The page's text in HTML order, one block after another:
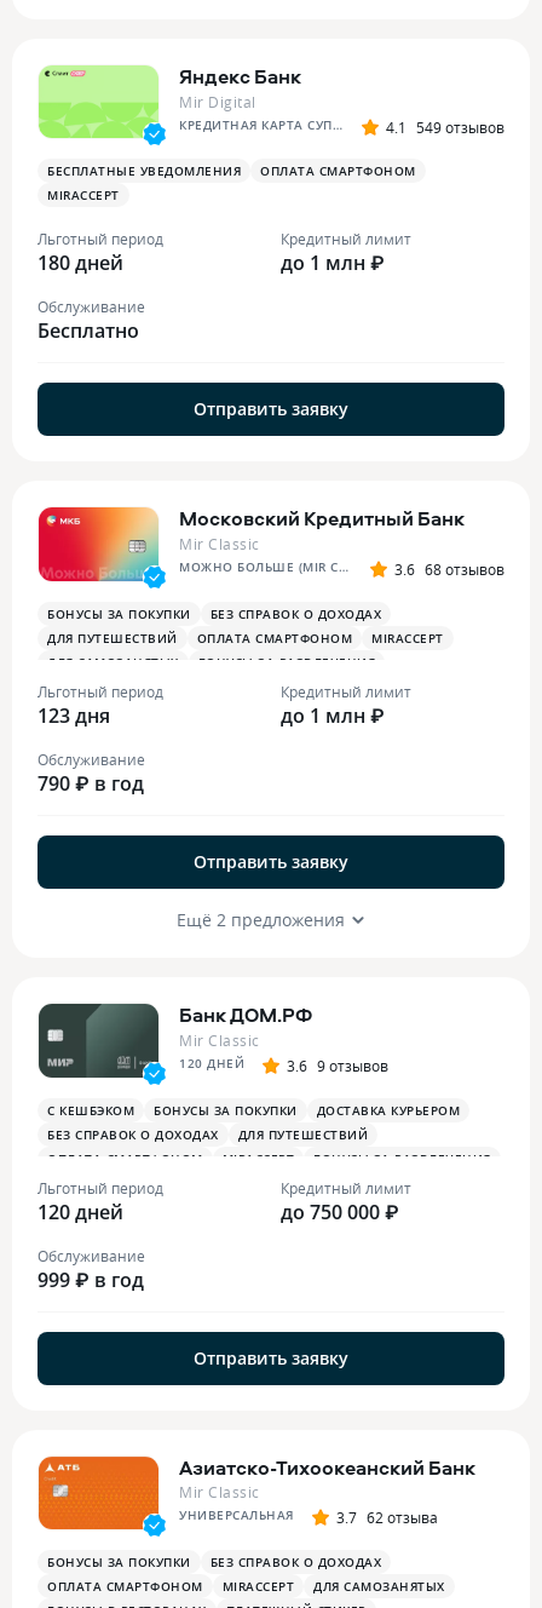
Яндекс Банк
Mir Digital
КРЕДИТНАЯ КАРТА СУПЕР СПЛИТА 4.1 549 отзывов
БЕСПЛАТНЫЕ УВЕДОМЛЕНИЯ
ОПЛАТА СМАРТФОНОМ
MIRACCEPT
Льготный период
180 дней
Кредитный лимит
до 1 млн ₽
Обслуживание
Бесплатно
Отправить заявку
Московский Кредитный Банк
Mir Classic
МОЖНО БОЛЬШЕ (MIR CLASSIC) 3.6 68 отзывов
БОНУСЫ ЗА ПОКУПКИ
БЕЗ СПРАВОК О ДОХОДАХ
ДЛЯ ПУТЕШЕСТВИЙ
ОПЛАТА СМАРТФОНОМ
MIRACCEPT
ДЛЯ САМОЗАНЯТЫХ
БОНУСЫ ЗА РАЗВЛЕЧЕНИЯ
Льготный период
123 дня
Кредитный лимит
до 1 млн ₽
Обслуживание
790 ₽ в год
Отправить заявку
Ещё 2 предложения
Банк ДОМ.РФ
Mir Classic
120 ДНЕЙ 3.6 9 отзывов
С КЕШБЭКОМ БОНУСЫ ЗА ПОКУПКИ
ДОСТАВКА КУРЬЕРОМ
БЕЗ СПРАВОК О ДОХОДАХ
ДЛЯ ПУТЕШЕСТВИЙ
ОПЛАТА СМАРТФОНОМ
MIRACCEPT
БОНУСЫ ЗА РАЗВЛЕЧЕНИЯ
БОНУСЫ В РЕСТОРАНАХ
Льготный период
120 дней
Кредитный лимит
до 750 000 ₽
Обслуживание
999 ₽ в год
Отправить заявку
Азиатско-Тихоокеанский Банк
Mir Classic
УНИВЕРСАЛЬНАЯ 3.7 62 отзыва
БОНУСЫ ЗА ПОКУПКИ
БЕЗ СПРАВОК О ДОХОДАХ
ОПЛАТА СМАРТФОНОМ
MIRACCEPT
ДЛЯ САМОЗАНЯТЫХ